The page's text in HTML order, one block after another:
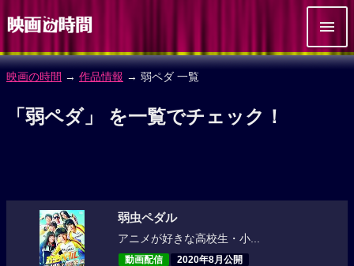
映画の時間 → 作品情報 → 弱ペダ 一覧
「弱ペダ」 を一覧でチェック！
弱虫ペダル
アニメが好きな高校生・小...
動画配信 2020年8月公開